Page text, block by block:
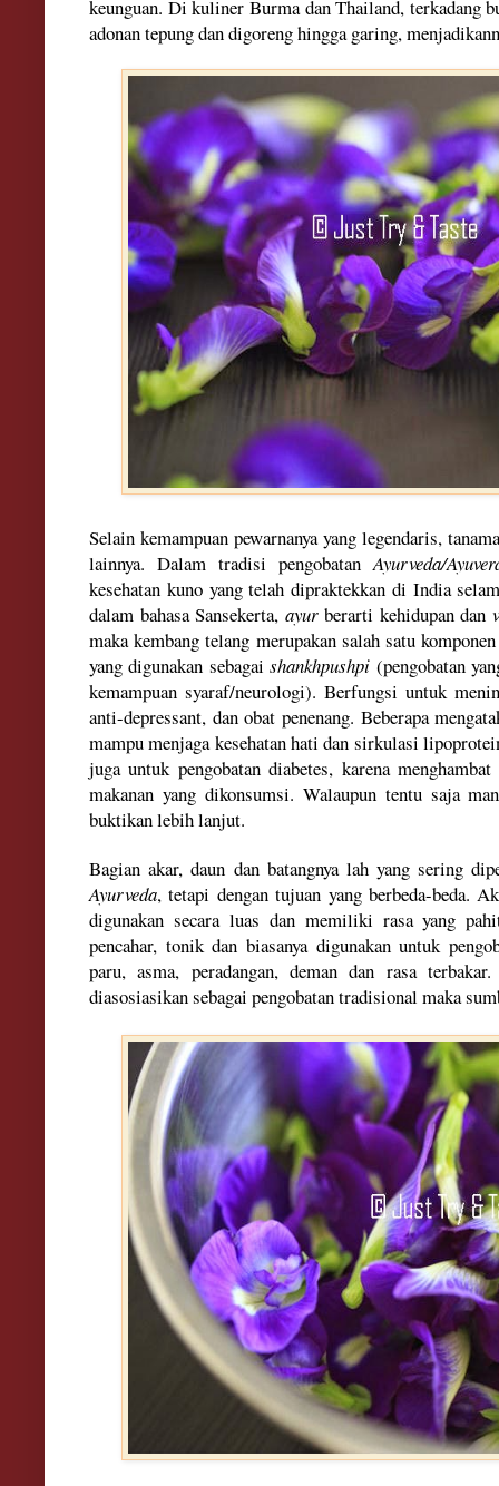
keunguan. Di kuliner Burma dan Thailand, terkadang
adonan tepung dan digoreng hingga garing,
Selain kemampuan pewarnanya yang legendaris,
lainnya. Dalam tradisi pengobatanAyurveda/
kesehatan kuno yang telah dipraktekkan di India
dalam bahasa Sansekerta, ayurberarti kehidupan dan
maka kembang telang merupakan salah satu
yang digunakan sebagaishankhpushpi (pengobatan
kemampuan syaraf/neurologi). Berfungsi untuk
anti-depressant, dan obat penenang. Beberapa
mampu menjaga kesehatan hati dan sirkulasi
juga untuk pengobatan diabetes, karena
makanan yang dikonsumsi. Walaupun tentu saja
buktikan lebih lanjut.
Bagian akar, daun dan batangnya lah yang sering
Ayurveda, tetapi dengan tujuan yang berbeda-beda.
digunakan secara luas dan memiliki rasa yang
pencahar, tonik dan biasanya digunakan untuk
paru, asma, peradangan, deman dan rasa
diasosiasikan sebagai pengobatan tradisional maka